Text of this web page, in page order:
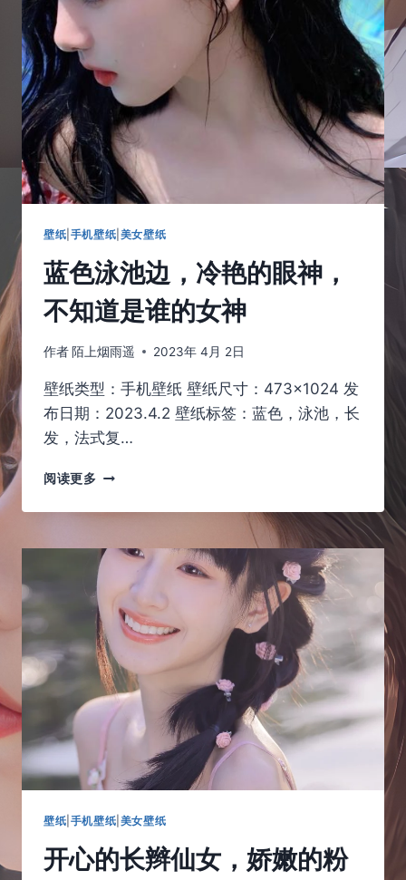
里
主
一
样
美
壁纸 手机壁纸 美女壁纸
蓝色泳池边，冷艳的眼神，
不知道是谁的女神
作者 陌上烟雨遥 2023年 4月 2日
壁纸类型：手机壁纸 壁纸尺寸：473×1024 发
布日期：2023.4.2 壁纸标签：蓝色，泳池，长
发，法式复…
阅读更多
泳
边，
冷
艳
的
眼
神，
不
知
道
是
的
女
壁纸 手机壁纸 美女壁纸
开心的长辫仙女，娇嫩的粉